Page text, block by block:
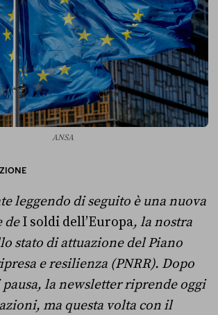
ANSA
leggendo di seguito è una nuova
deI soldi dell’Europa, la nostra
stato di attuazione del Piano
e resilienza (PNRR). Dopo
la newsletter riprende oggi
ma questa volta con il